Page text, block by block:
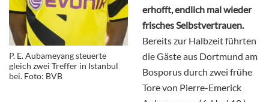
P. E. Aubameyang steuerte
gleich zwei Treffer in Istanbul
bei. Foto: BVB
erhofft, endlich mal wieder
frisches Selbstvertrauen.
Bereits zur Halbzeit führten
die Gäste aus Dortmund am
Bosporus durch zwei frühe
Tore von Pierre-Emerick